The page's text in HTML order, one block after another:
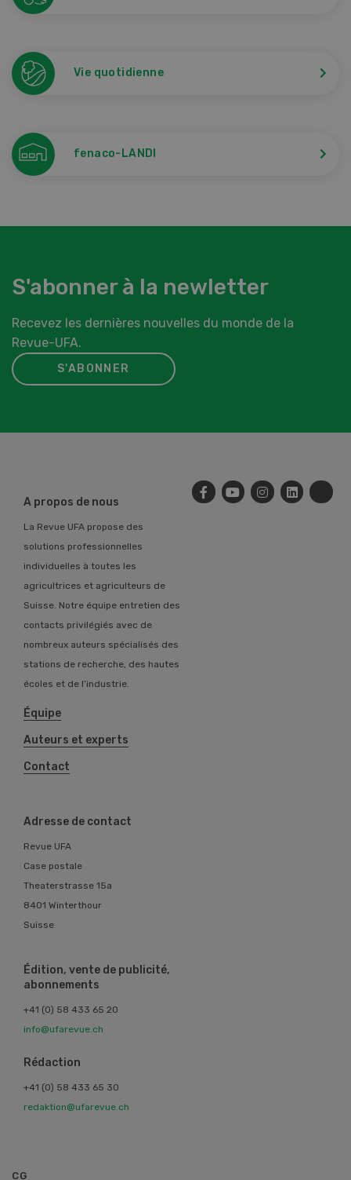
Vie quotidienne
fenaco-LANDI
S'abonner à la newletter
Recevez les dernières nouvelles du monde de la
Revue-UFA.
S'ABONNER
A propos de nous
La Revue UFA propose des
solutions professionnelles
individuelles à toutes les
agricultrices et agriculteurs de
Suisse. Notre équipe entretien des
contacts privilégiés avec de
nombreux auteurs spécialisés des
stations de recherche, des hautes
écoles et de l’industrie.
Équipe
Auteurs et experts
Contact
Adresse de contact
Revue UFA
Case postale
Theaterstrasse 15a
8401 Winterthour
Suisse
Édition, vente de publicité,
abonnements
+41 (0) 58 433 65 20
info@ufarevue.ch
Rédaction
+41 (0) 58 433 65 30
redaktion@ufarevue.ch
CG